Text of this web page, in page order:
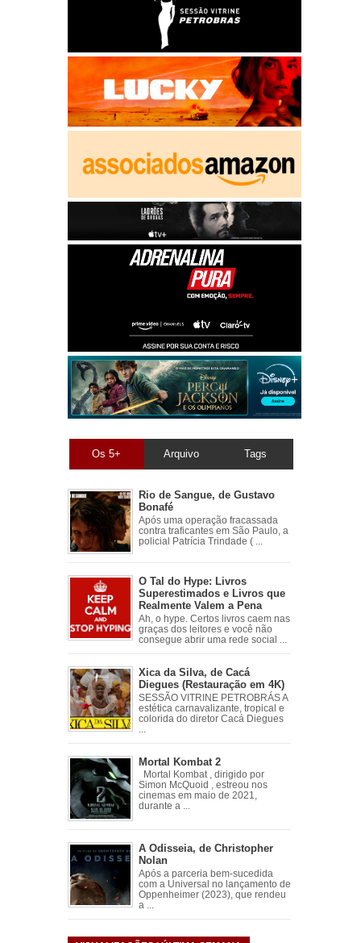
Os 5+ Arquivo Tags
Rio de Sangue, de Gustavo
Bonafé
Após uma operação fracassada
contra traficantes em São Paulo, a
policial Patrícia Trindade ( ...
O Tal do Hype: Livros
Superestimados e Livros que
Realmente Valem a Pena
Ah, o hype. Certos livros caem nas
graças dos leitores e você não
consegue abrir uma rede social ...
Xica da Silva, de Cacá
Diegues (Restauração em 4K)
SESSÃO VITRINE PETROBRÁS A
estética carnavalizante, tropical e
colorida do diretor Cacá Diegues
Mortal Kombat 2
Mortal Kombat , dirigido por
Simon McQuoid , estreou nos
cinemas em maio de 2021,
durante a ...
A Odisseia, de Christopher
Nolan
Após a parceria bem-sucedida
com a Universal no lançamento de
Oppenheimer (2023), que rendeu
a ...